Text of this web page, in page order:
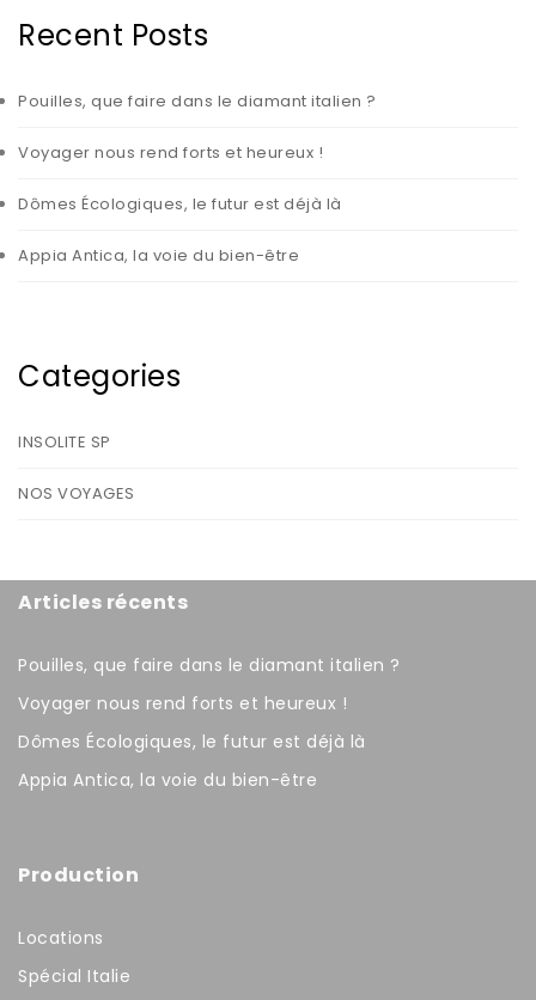
Recent Posts
Pouilles, que faire dans le diamant italien ?
Voyager nous rend forts et heureux !
Dômes Écologiques, le futur est déjà là
Appia Antica, la voie du bien-être
Categories
INSOLITE SP
NOS VOYAGES
Articles récents
Pouilles, que faire dans le diamant italien ?
Voyager nous rend forts et heureux !
Dômes Écologiques, le futur est déjà là
Appia Antica, la voie du bien-être
Production
Locations
Spécial Italie